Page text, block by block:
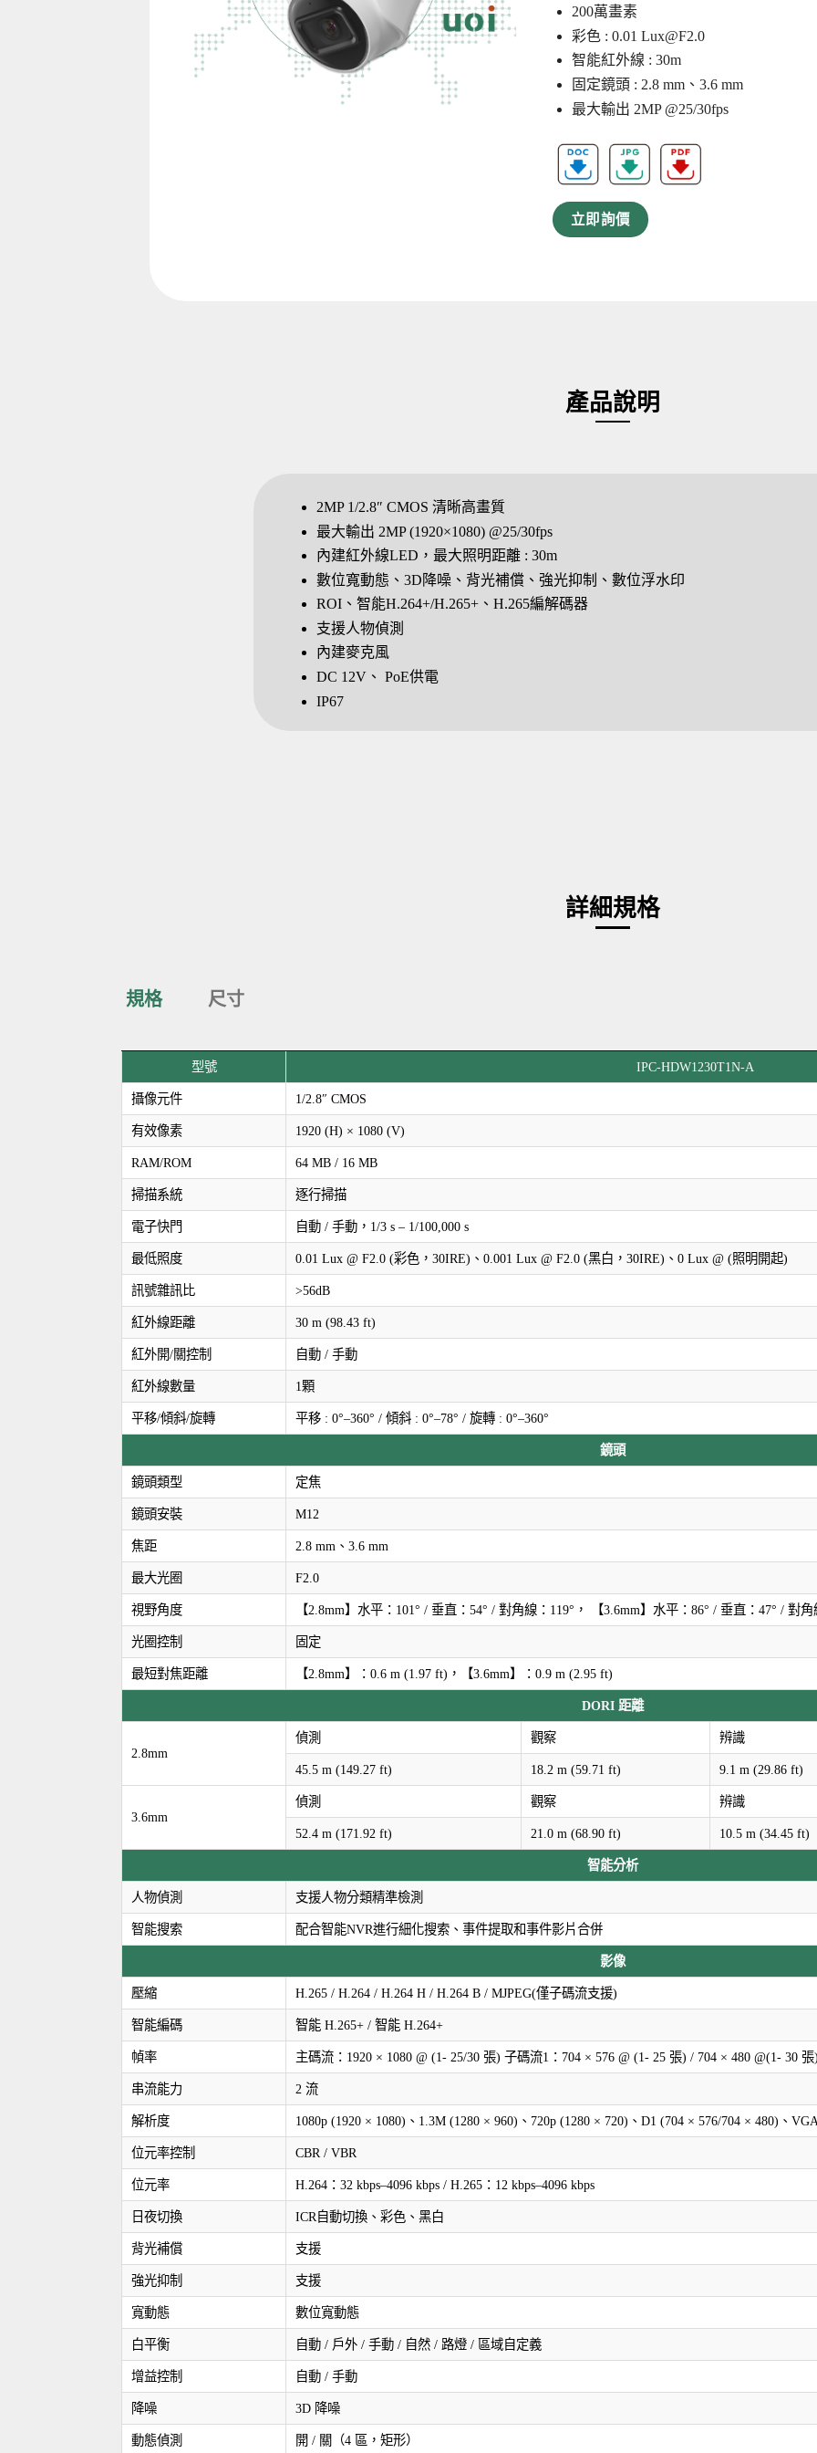
200萬畫素
彩色 : 0.01Lux@F2.0
智能紅外線 : 30m
固定鏡頭 : 2.8 mm、3.6 mm
最大輸出 2MP @25/30fps
立即詢價
產品說明
2MP 1/2.8″ CMOS 清晰高畫質
最大輸出 2MP (1920×1080) @25/30fps
內建紅外線LED，最大照明距離 : 30m
數位寬動態、3D降噪、背光補償、強光抑制、數位浮水印
ROI、智能H.264+/H.265+、H.265編解碼器
支援人物偵測
內建麥克風
DC 12V、 PoE供電
IP67
詳細規格
規格 尺寸
型號 IPC-HDW1230T1N-A
攝像元件 1/2.8″ CMOS
有效像素 1920 (H) × 1080 (V)
RAM/ROM 64 MB / 16 MB
掃描系統 逐行掃描
電子快門 自動 / 手動，1/3 s – 1/100,000 s
最低照度 0.01 Lux @ F2.0 (彩色，30IRE)、0.001 Lux @ F2.0 (黑白，30IRE)、0 Lux @ (照明開起)
訊號雜訊比 >56dB
紅外線距離 30 m (98.43 ft)
紅外開/關控制 自動 / 手動
紅外線數量 1顆
平移/傾斜/旋轉 平移 : 0°–360° / 傾斜 : 0°–78° / 旋轉 : 0°–360°
鏡頭
鏡頭類型 定焦
鏡頭安裝 M12
焦距 2.8 mm、3.6 mm
最大光圈 F2.0
視野角度 【2.8mm】水平：101° / 垂直：54° / 對角線：119°， 【3.6mm】水平：86° / 垂直：47° / 對角
光圈控制 固定
最短對焦距離 【2.8mm】：0.6 m (1.97 ft)，【3.6mm】：0.9 m (2.95 ft)
DORI 距離
2.8mm
偵測 觀察 辨識
45.5 m (149.27 ft) 18.2 m (59.71 ft) 9.1 m (29.86 ft)
3.6mm
偵測 觀察 辨識
52.4 m (171.92 ft) 21.0 m (68.90 ft) 10.5 m (34.45 ft)
智能分析
人物偵測 支援人物分類精準檢測
智能搜索 配合智能NVR進行細化搜索、事件提取和事件影片合併
影像
壓縮 H.265 / H.264 / H.264 H / H.264 B / MJPEG(僅子碼流支援)
智能編碼 智能 H.265+ / 智能 H.264+
幀率 主碼流：1920 × 1080 @ (1- 25/30 張) 子碼流1：704 × 576 @ (1- 25 張) / 704 × 480 @(1- 30 張)
串流能力 2 流
解析度 1080p (1920 × 1080)、1.3M (1280 × 960)、720p (1280 × 720)、D1 (704 × 576/704 × 480)、
位元率控制 CBR / VBR
位元率 H.264：32 kbps–4096 kbps / H.265：12 kbps–4096 kbps
日夜切換 ICR自動切換、彩色、黑白
背光補償 支援
強光抑制 支援
寬動態 數位寬動態
白平衡 自動 / 戶外 / 手動 / 自然 / 路燈 / 區域自定義
增益控制 自動 / 手動
降噪 3D 降噪
動態偵測 開 / 關（4 區，矩形）